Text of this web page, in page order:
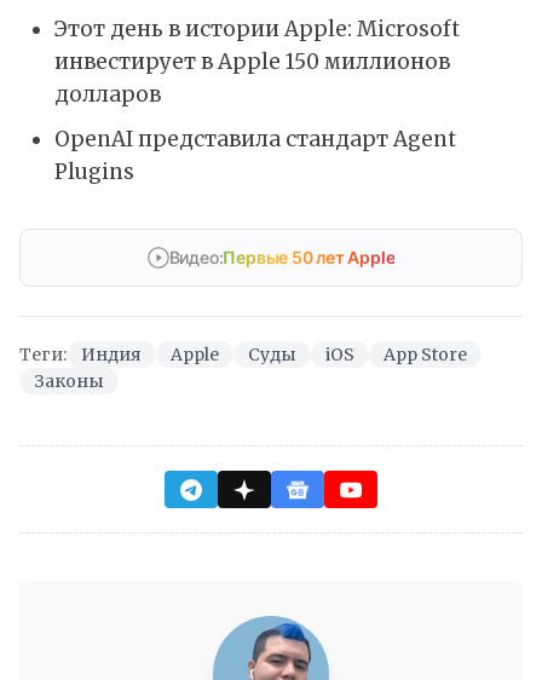
Этот день в истории Apple: Microsoft
инвестирует в Apple 150 миллионов
долларов
OpenAI представила стандарт Agent
Plugins
Видео:Первые 50 лет Apple
Теги: Индия Apple Суды iOS
App Store
Законы